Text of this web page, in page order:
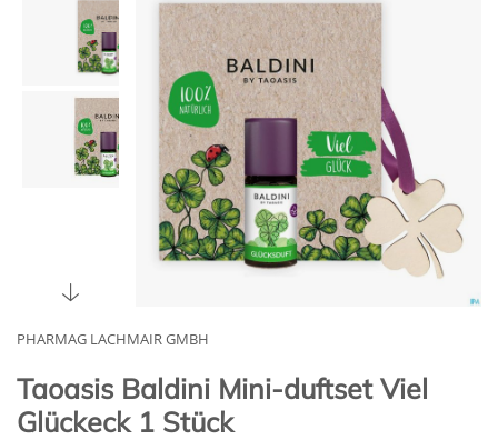
PHARMAG LACHMAIR GMBH
Taoasis Baldini Mini-duftset Viel
Glückeck 1 Stück